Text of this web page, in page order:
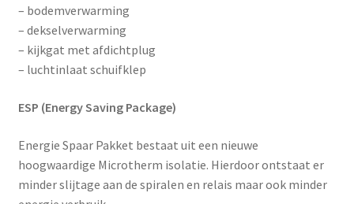
– bodemverwarming
– dekselverwarming
– kijkgat met afdichtplug
– luchtinlaat schuifklep
ESP (Energy Saving Package)
Energie Spaar Pakket bestaat uit een nieuwe
hoogwaardige Microtherm isolatie. Hierdoor ontstaat er
minder slijtage aan de spiralen en relais maar ook minder